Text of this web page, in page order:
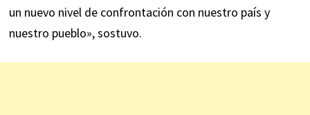
un nuevo nivel de confrontación con nuestro país y
nuestro pueblo», sostuvo.